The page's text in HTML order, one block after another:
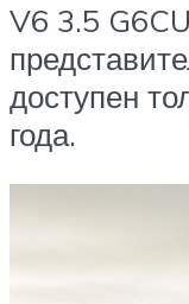
V6 3.5
доступен
года.